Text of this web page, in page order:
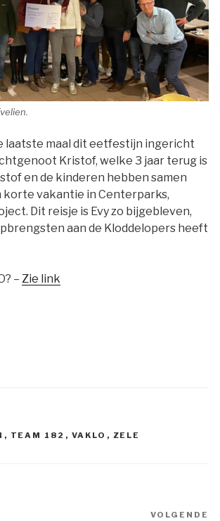
laatste maal dit eetfestijn ingericht
Kristof, welke 3 jaar terug is
en de kinderen hebben samen
vakantie in Centerparks,
Dit reisje is Evy zo bijgebleven,
aan de Kloddelopers heeft
– Zie link
, TEAM 182 , VAKLO , ZELE
VOLGENDE